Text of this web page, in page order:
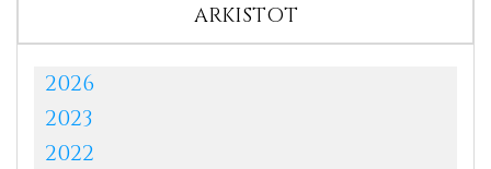
ARKISTOT
2026
2023
2022